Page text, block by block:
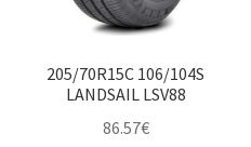
205/70R15C 106/104S
LANDSAIL LSV88
86.57€